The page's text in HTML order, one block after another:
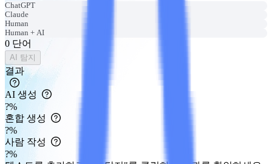
ChatGPT
Claude
Human
Human + AI
0 단어
AI 탐지
결과
AI 생성
?%
혼합 생성
?%
사람 작성
?%